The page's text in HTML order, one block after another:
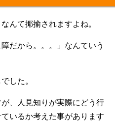
んて揶揄されますよね。
だから。。。」なんていう
した。
、人見知りが実際にどう行
いるか考えた事があります